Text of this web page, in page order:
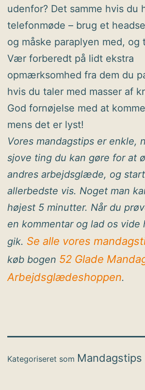
udenfor? Det samme hvis du
telefonmøde – brug et
og måske paraplyen med, og
Vær forberedt på lidt ekstra
opmærksomhed fra dem du
hvis du taler med masser af
God fornøjelse med at
mens det er lyst!
Vores mandagstips er enkle,
sjove ting du kan gøre for at
andres arbejdsglæde, og
allerbedste vis. Noget man
højest 5 minutter. Når du
en kommentar og lad os vide
gik. Se alle vores
køb bogen 52 Glade
Arbejdsglædeshoppen.
Kategoriseret som Mandagstips